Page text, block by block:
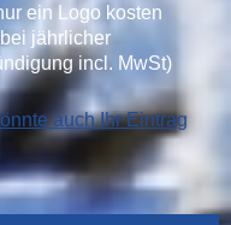
ein Logo kosten
jährlicher
incl. MwSt)
auch Ihr Eintrag